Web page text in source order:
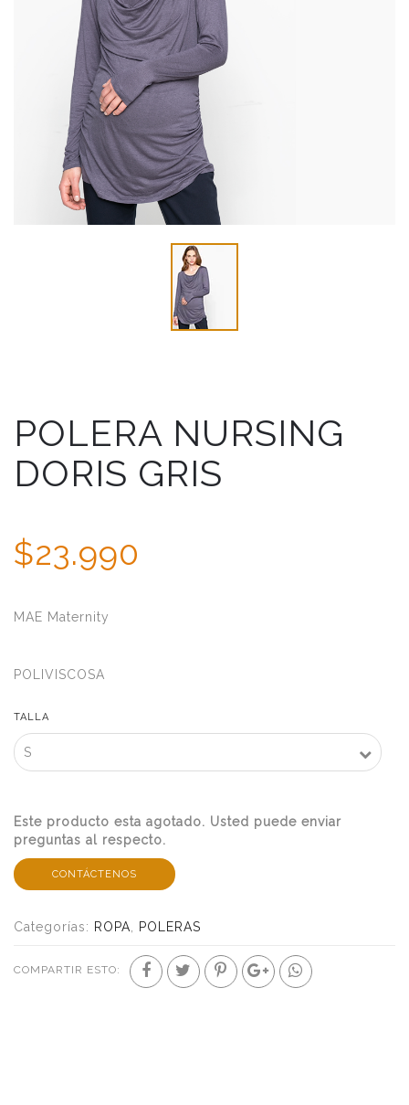
POLERA NURSING
DORIS GRIS
$23.990
MAE Maternity
POLIVISCOSA
TALLA
Este producto esta agotado. Usted puede enviar
preguntas al respecto.
CONTÁCTENOS
Categorías: ROPA POLERAS
COMPARTIR ESTO: